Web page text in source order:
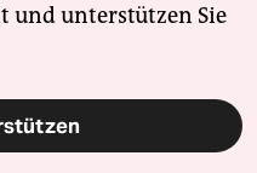
und unterstützen Sie